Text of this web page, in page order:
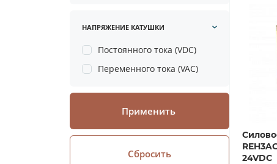
НАПРЯЖЕНИЕ КАТУШКИ
Постоянного тока (VDC)
Переменного тока (VAC)
Применить
Сбросить
24VDC